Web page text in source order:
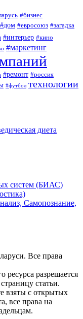
#бизнес
#дом #евросоюз #загадка
#интерьер #кино
#маркетинг
#ремонт #россия
#футбол технологии
диета
систем (БИАС)
Самопознание,
Все права
ресурса разрешается
статьи.
взяты с открытых
все права на